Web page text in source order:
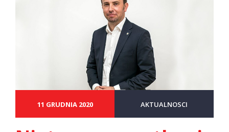
11 GRUDNIA 2020 AKTUALNOSCI